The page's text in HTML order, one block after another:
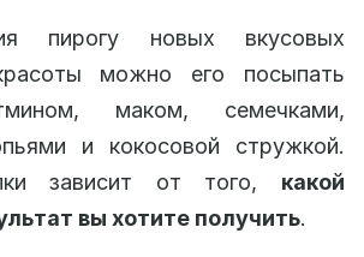
пирогу новых вкусовых
можно его посыпать
маком, семечками,
и кокосовой стружкой.
зависит от того, какой
вы хотите получить.